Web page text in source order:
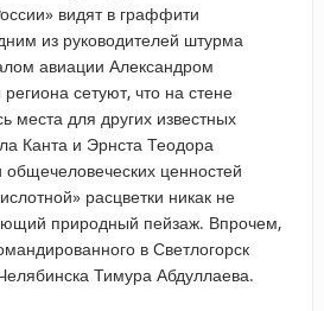
видят в граффити
из руководителей штурма
авиации Александром
сетуют, что на стене
места для других известных
Канта и Эрнста Теодора
ценностей
расцветки никак не
природный пейзаж. Впрочем,
в Светлогорск
Тимура Абдуллаева.